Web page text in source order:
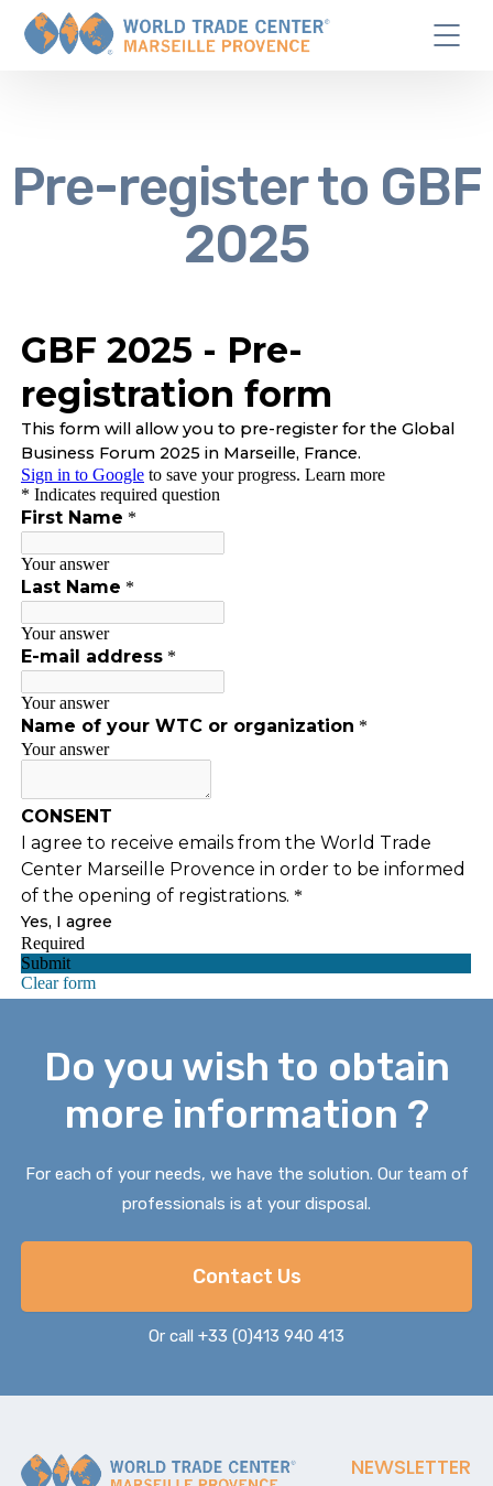
Pre-register to GBF
2025
Do you wish to obtain
more information ?
For each of your needs, we have the solution. Our team of
professionals is at your disposal.
Contact Us
Or call +33 (0)413 940 413
NEWSLETTER